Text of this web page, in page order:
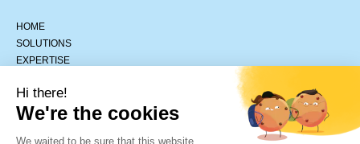
HOME
SOLUTIONS
EXPERTISE
JOB OFFERS
Hi there!
We're the cookies
We waited to be sure that this website